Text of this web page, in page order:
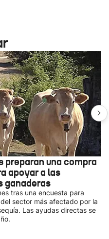
preparan una compra
apoyar a las
ganaderas
tras una encuesta para
sector más afectado por la
Las ayudas directas se